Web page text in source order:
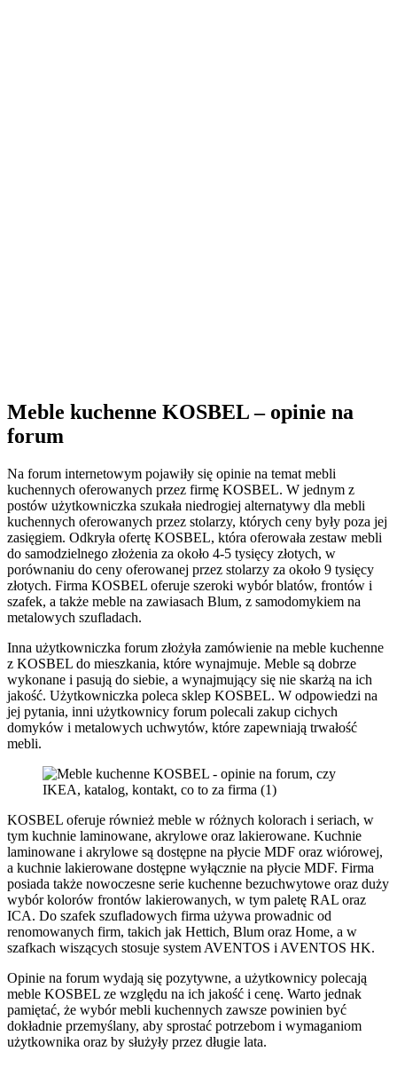
Meble kuchenne KOSBEL – opinie na
forum
Na forum internetowym pojawiły się opinie na temat mebli
kuchennych oferowanych przez firmę KOSBEL. W jednym z
postów użytkowniczka szukała niedrogiej alternatywy dla mebli
kuchennych oferowanych przez stolarzy, których ceny były poza jej
zasięgiem. Odkryła ofertę KOSBEL, która oferowała zestaw mebli
do samodzielnego złożenia za około 4-5 tysięcy złotych, w
porównaniu do ceny oferowanej przez stolarzy za około 9 tysięcy
złotych. Firma KOSBEL oferuje szeroki wybór blatów, frontów i
szafek, a także meble na zawiasach Blum, z samodomykiem na
metalowych szufladach.
Inna użytkowniczka forum złożyła zamówienie na meble kuchenne
z KOSBEL do mieszkania, które wynajmuje. Meble są dobrze
wykonane i pasują do siebie, a wynajmujący się nie skarżą na ich
jakość. Użytkowniczka poleca sklep KOSBEL. W odpowiedzi na
jej pytania, inni użytkownicy forum polecali zakup cichych
domyków i metalowych uchwytów, które zapewniają trwałość
mebli.
KOSBEL oferuje również meble w różnych kolorach i seriach, w
tym kuchnie laminowane, akrylowe oraz lakierowane. Kuchnie
laminowane i akrylowe są dostępne na płycie MDF oraz wiórowej,
a kuchnie lakierowane dostępne wyłącznie na płycie MDF. Firma
posiada także nowoczesne serie kuchenne bezuchwytowe oraz duży
wybór kolorów frontów lakierowanych, w tym paletę RAL oraz
ICA. Do szafek szufladowych firma używa prowadnic od
renomowanych firm, takich jak Hettich, Blum oraz Home, a w
szafkach wiszących stosuje system AVENTOS i AVENTOS HK.
Opinie na forum wydają się pozytywne, a użytkownicy polecają
meble KOSBEL ze względu na ich jakość i cenę. Warto jednak
pamiętać, że wybór mebli kuchennych zawsze powinien być
dokładnie przemyślany, aby sprostać potrzebom i wymaganiom
użytkownika oraz by służyły przez długie lata.